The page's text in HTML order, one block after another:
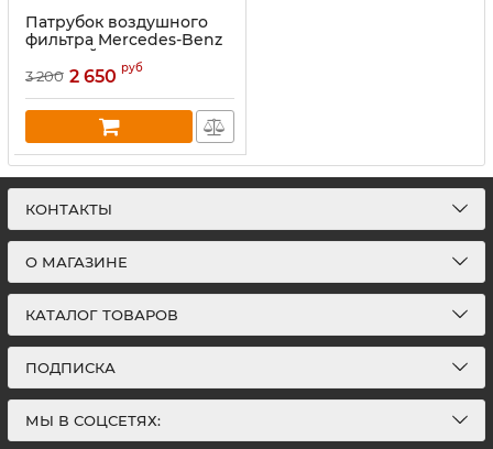
Патрубок воздушного
фильтра Mercedes-Benz
ПРАВЫЙ (A2780902482)
3 200 2 650 руб
КОНТАКТЫ
О МАГАЗИНЕ
КАТАЛОГ ТОВАРОВ
ПОДПИСКА
МЫ В СОЦСЕТЯХ: